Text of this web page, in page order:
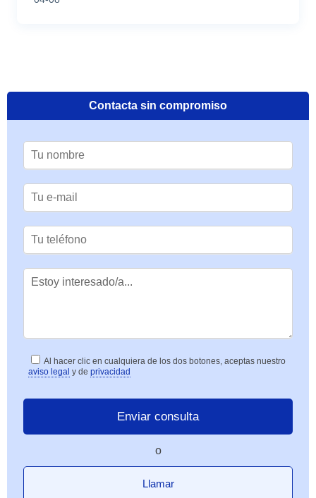
Contacta sin compromiso
Al hacer clic en cualquiera de los dos botones, aceptas nuestro
aviso legal y de privacidad
o
Llamar